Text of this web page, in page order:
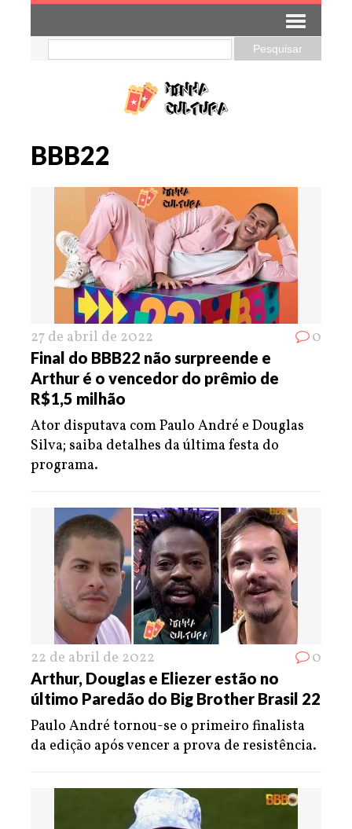
BBB22
27 de abril de 2022 0
Final do BBB22 não surpreende e
Arthur é o vencedor do prêmio de
R$1,5 milhão
Ator disputava com Paulo André e Douglas
Silva; saiba detalhes da última festa do
programa.
22 de abril de 2022 0
Arthur, Douglas e Eliezer estão no
último Paredão do Big Brother Brasil 22
Paulo André tornou-se o primeiro finalista
da edição após vencer a prova de resistência.